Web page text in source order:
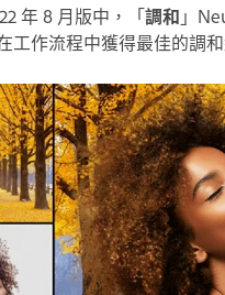
年 8 月版中，「調和 」
工作流程中獲得最佳的調和